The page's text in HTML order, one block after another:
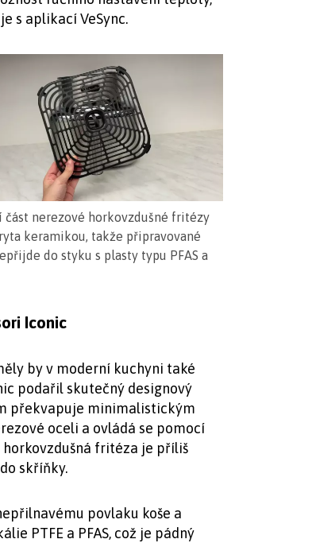
s aplikací VeSync.
část nerezové horkovzdušné fritézy
keramikou, takže připravované
do styku s plasty typu PFAS a
Iconic
by v moderní kuchyni také
podařil skutečný designový
překvapuje minimalistickým
oceli a ovládá se pomocí
fritéza je příliš
skříňky.
povlaku koše a
PTFE a PFAS, což je pádný